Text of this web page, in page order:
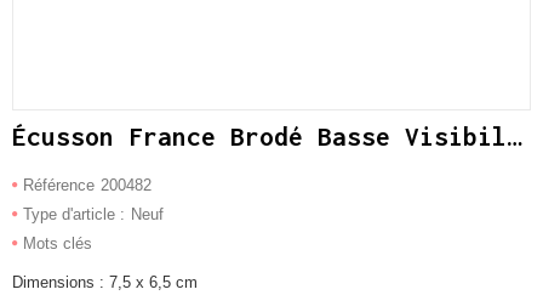
Écusson France Brodé Basse Visibilité Nuit
Référence 200482
Type d'article : Neuf
Mots clés
Dimensions : 7,5 x 6,5 cm